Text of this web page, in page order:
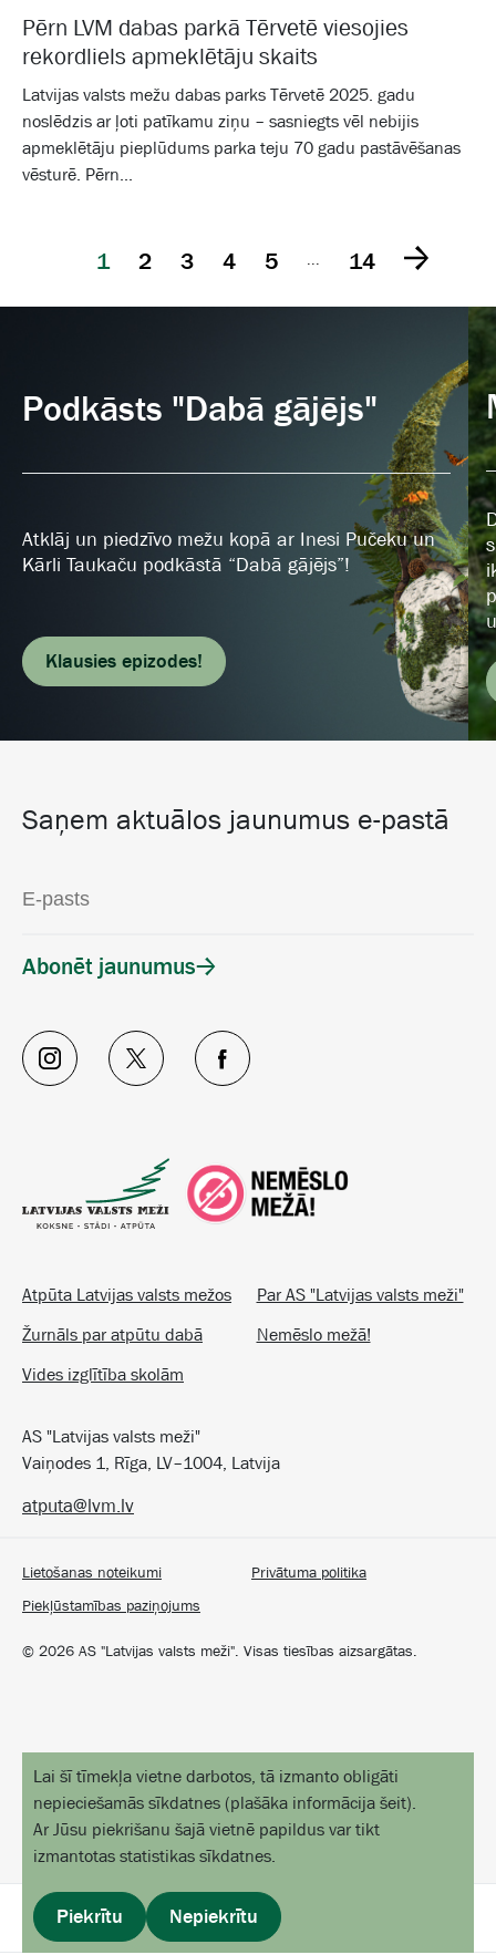
objekti kartē
Pērn LVM dabas parkā Tērvetē viesojies
rekordliels apmeklētāju skaits
Latvijas valsts mežu dabas parks Tērvetē 2025. gadu
noslēdzis ar ļoti patīkamu ziņu – sasniegts vēl nebijis
apmeklētāju pieplūdums parka teju 70 gadu pastāvēšanas
vēsturē. Pērn...
1 2 3 4 5 ... 14
Podkāsts "Dabā gājējs"
Atklāj un piedzīvo mežu kopā ar Inesi Pučeku un
Kārli Taukaču podkāstā “Dabā gājējs”!
Klausies epizodes!
Atpūta Latvijas valsts mežos
Par AS "Latvijas valsts meži"
Žurnāls par atpūtu dabā
Nemēslo mežā!
Vides izglītība skolām
AS "Latvijas valsts meži"
Vaiņodes 1, Rīga, LV–1004, Latvija
Saņem aktuālos jaunumus e-pastā
Abonēt jaunumus
© 2026 AS "Latvijas valsts meži". Visas tiesības aizsargātas.
Lietošanas noteikumi
Privātuma politika
Piekļūstamības paziņojums
atputa@lvm.lv
Lai šī tīmekļa vietne darbotos, tā izmanto obligāti
nepieciešamās sīkdatnes (plašāka informācija šeit).
Ar Jūsu piekrišanu šajā vietnē papildus var tikt
izmantotas statistikas sīkdatnes.
Piekrītu Nepiekrītu